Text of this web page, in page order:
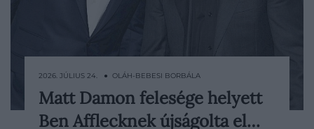
Matt Damon elsőként a feleségével akarta
megosztani, hogy megkapta Odüsszeusz
2026. JÚLIUS 24. ● OLÁH-BEBESI BORBÁLA
Matt Damon felesége helyett
Ben Afflecknek újságolta el…